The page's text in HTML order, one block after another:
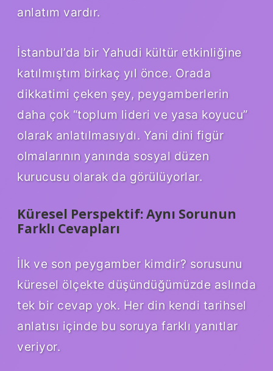
anlatım vardır.
İstanbul’da bir Yahudi kültür etkinliğine
katılmıştım birkaç yıl önce. Orada
dikkatimi çeken şey, peygamberlerin
daha çok “toplum lideri ve yasa koyucu”
olarak anlatılmasıydı. Yani dini figür
olmalarının yanında sosyal düzen
kurucusu olarak da görülüyorlar.
Küresel Perspektif: Aynı Sorunun
Farklı Cevapları
İlk ve son peygamber kimdir? sorusunu
küresel ölçekte düşündüğümüzde aslında
tek bir cevap yok. Her din kendi tarihsel
anlatısı içinde bu soruya farklı yanıtlar
veriyor.